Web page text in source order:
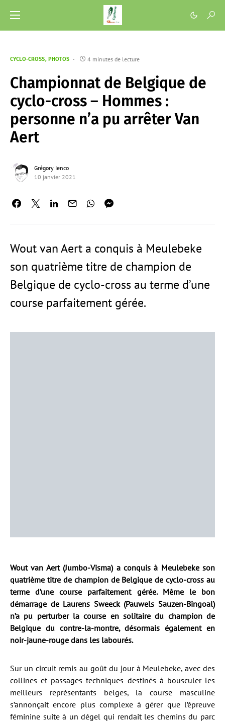
CYCLO-CROSS PHOTOS 4 minutes de lecture
Championnat de Belgique de
cyclo-cross – Hommes :
personne n’a pu arrêter Van
Aert
Grégory Ienco
10 janvier 2021
Wout van Aert a conquis à Meulebeke
son quatrième titre de champion de
Belgique de cyclo-cross au terme d’une
course parfaitement gérée.
Wout van Aert (Jumbo-Visma) a conquis à Meulebeke son
quatrième titre de champion de Belgique de cyclo-cross au
terme d’une course parfaitement gérée. Même le bon
démarrage de Laurens Sweeck (Pauwels Sauzen-Bingoal)
n’a pu perturber la course en solitaire du champion de
Belgique du contre-la-montre, désormais également en
noir-jaune-rouge dans les labourés.
Sur un circuit remis au goût du jour à Meulebeke, avec des
collines et passages techniques destinés à bousculer les
meilleurs représentants belges, la course masculine
s’annonçait encore plus complexe à gérer que l’épreuve
féminine suite à un dégel qui rendait les chemins du parc